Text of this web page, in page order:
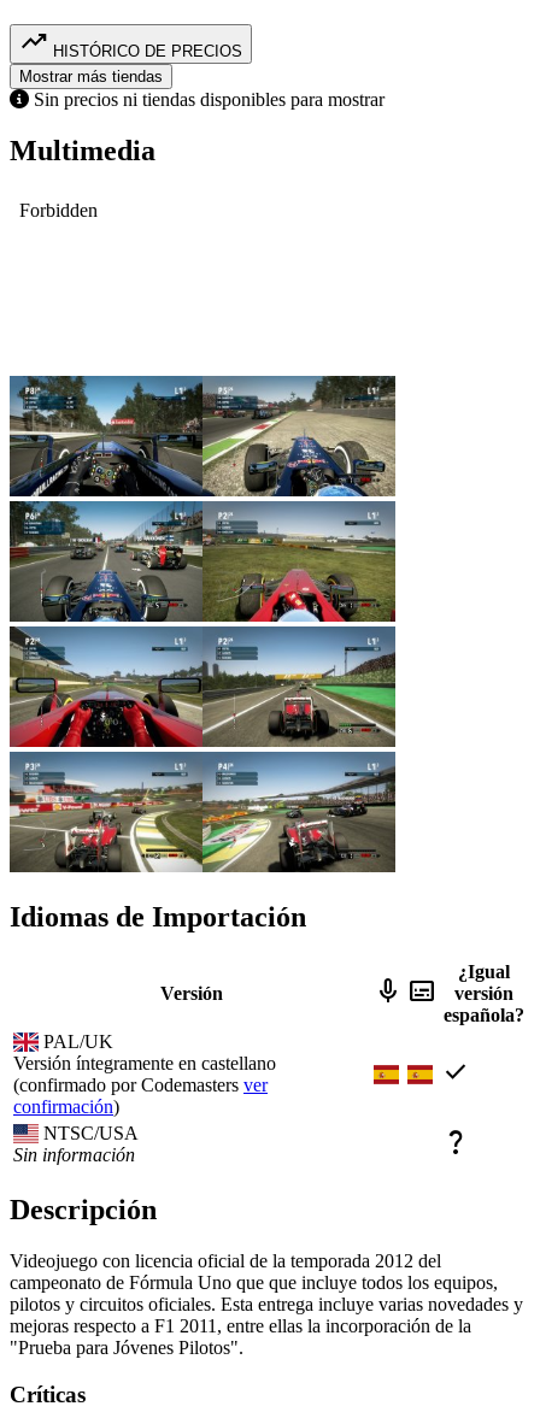
trending_up HISTÓRICO DE PRECIOS
Mostrar más tiendas
Sin precios ni tiendas disponibles para mostrar
Multimedia
Idiomas de Importación
Versión mic subtitles
¿Igual
versión
española?
PAL/UK
Versión íntegramente en castellano
(confirmado por Codemasters ver
confirmación)
check
NTSC/USA
Sin información
question_mark
Descripción
Videojuego con licencia oficial de la temporada 2012 del
campeonato de Fórmula Uno que que incluye todos los equipos,
pilotos y circuitos oficiales. Esta entrega incluye varias novedades y
mejoras respecto a F1 2011, entre ellas la incorporación de la
"Prueba para Jóvenes Pilotos".
Críticas